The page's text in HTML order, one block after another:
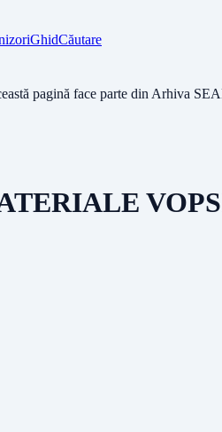
GhidCăutare
pagină face parte din Arhiva